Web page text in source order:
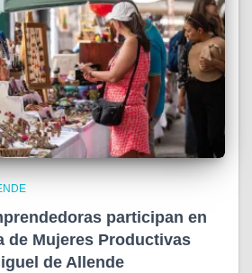
participan en
de Mujeres Productivas
de Allende